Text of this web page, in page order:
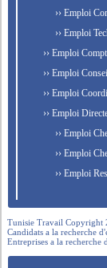
›› Emploi
›› Emploi
›› Emploi
›› Emploi
›› Emploi
›› Emploi
›› Emploi
›› Emploi
›› Emploi
Tunisie Travail
Candidats a la recherche
Entreprises a la